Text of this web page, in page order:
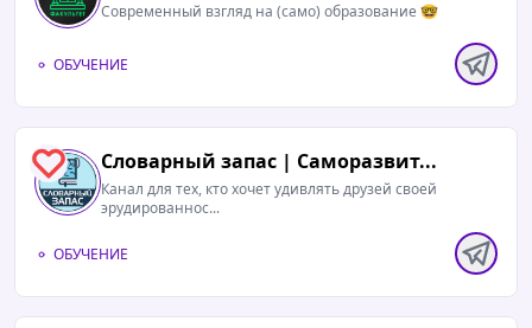
Современный взгляд на (само) образование 🤓
ОБУЧЕНИЕ
0 Словарный запас | Саморазвит...
Канал для тех, кто хочет удивлять друзей своей
эрудированнос...
ОБУЧЕНИЕ